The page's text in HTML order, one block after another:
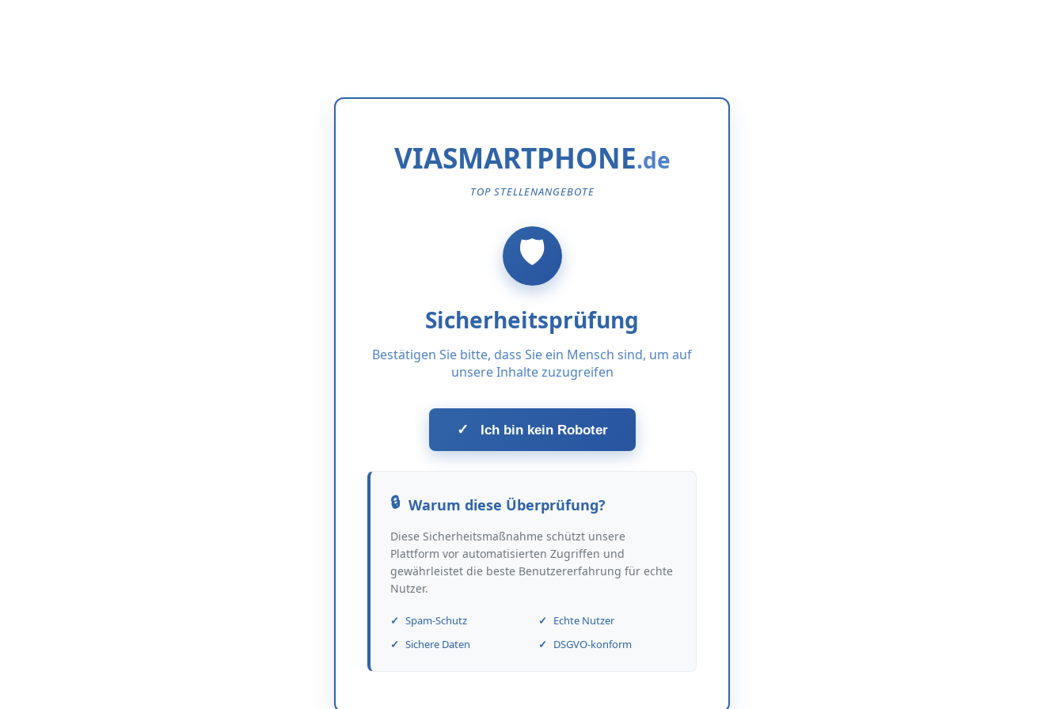
VIASMARTPHONE
TOP STELLENANGEBOTE
Sicherheitsprüfung
Bestätigen Sie bitte, dass Sie ein Mensch sind, um auf
unsere Inhalte zuzugreifen
✓ Ich bin kein Roboter
Warum diese Überprüfung?
Diese Sicherheitsmaßnahme schützt unsere
Plattform vor automatisierten Zugriffen und
gewährleistet die beste Benutzererfahrung für echte
Nutzer.
Spam-Schutz
Echte Nutzer
Sichere Daten
DSGVO-konform